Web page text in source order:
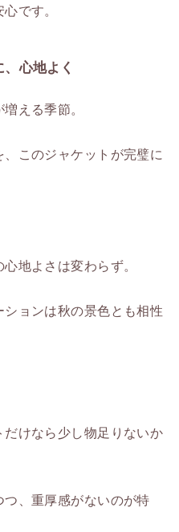
です。
心地よく
える季節。
このジャケットが完璧に
地よさは変わらず。
ョンは秋の景色とも相性
けなら少し物足りないか
つ、重厚感がないのが特